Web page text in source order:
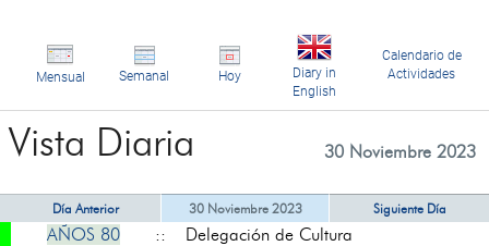
Mensual Semanal Hoy
Diary in
English
Calendario de
Actividades
Vista Diaria 30 Noviembre 2023
Día Anterior 30 Noviembre 2023 Siguiente Día
AÑOS 80
:: Delegación de Cultura